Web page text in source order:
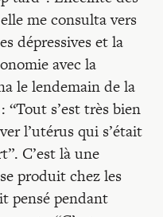
me consulta vers
dépressives et la
avec la
le lendemain de la
“Tout s’est très bien
l’utérus qui s’était
C’est là une
produit chez les
pensé pendant